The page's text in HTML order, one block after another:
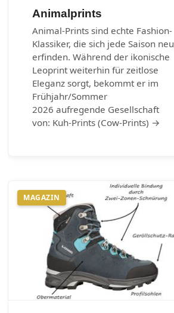
Animalprints
Animal-Prints sind echte Fashion-
Klassiker, die sich jede Saison neu
erfinden. Während der ikonische
Leoprint weiterhin für zeitlose
Eleganz sorgt, bekommt er im
Frühjahr/Sommer
2026 aufregende Gesellschaft
von: Kuh-Prints (Cow-Prints) →
MAGAZIN